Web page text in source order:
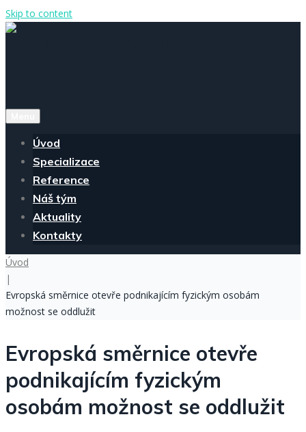
Skip to content
Úvod
Specializace
Reference
Náš tým
Aktuality
Kontakty
Úvod
|
Evropská směrnice otevře podnikajícím fyzickým osobám
možnost se oddlužit
Evropská směrnice otevře
podnikajícím fyzickým
osobám možnost se oddlužit